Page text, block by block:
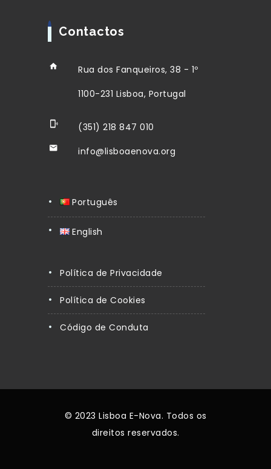
Contactos
Rua dos Fanqueiros, 38 - 1º
1100-231 Lisboa, Portugal
(351) 218 847 010
info@lisboaenova.org
Português
English
Política de Privacidade
Política de Cookies
Código de Conduta
© 2023 Lisboa E-Nova. Todos os
direitos reservados.